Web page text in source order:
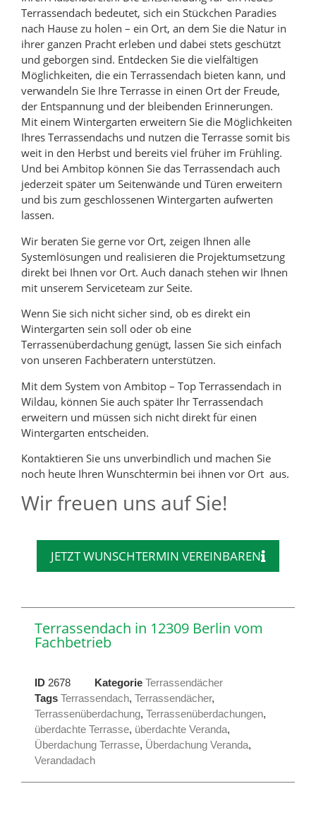
Terrassendach bedeutet, sich ein Stückchen Paradies
nach Hause zu holen – ein Ort, an dem Sie die Natur in
ihrer ganzen Pracht erleben und dabei stets geschützt
und geborgen sind. Entdecken Sie die vielfältigen
Möglichkeiten, die ein Terrassendach bieten kann, und
verwandeln Sie Ihre Terrasse in einen Ort der Freude,
der Entspannung und der bleibenden Erinnerungen.
Mit einem Wintergarten erweitern Sie die Möglichkeiten
Ihres Terrassendachs und nutzen die Terrasse somit bis
weit in den Herbst und bereits viel früher im Frühling.
Und bei Ambitop können Sie das Terrassendach auch
jederzeit später um Seitenwände und Türen erweitern
und bis zum geschlossenen Wintergarten aufwerten
lassen.
Wir beraten Sie gerne vor Ort, zeigen Ihnen alle
Systemlösungen und realisieren die Projektumsetzung
direkt bei Ihnen vor Ort. Auch danach stehen wir Ihnen
mit unserem Serviceteam zur Seite.
Wenn Sie sich nicht sicher sind, ob es direkt ein
Wintergarten sein soll oder ob eine
Terrassenüberdachung genügt, lassen Sie sich einfach
von unseren Fachberatern unterstützen.
Mit dem System von Ambitop – Top Terrassendach in
Wildau, können Sie auch später Ihr Terrassendach
erweitern und müssen sich nicht direkt für einen
Wintergarten entscheiden.
Kontaktieren Sie uns unverbindlich und machen Sie
noch heute Ihren Wunschtermin bei ihnen vor Ort aus.
Wir freuen uns auf Sie!
JETZT WUNSCHTERMIN VEREINBAREN
Terrassendach in 12309 Berlin vom
Fachbetrieb
ID 2678 Kategorie Terrassendächer
Tags Terrassendach, Terrassendächer,
Terrassenüberdachung, Terrassenüberdachungen,
überdachte Terrasse, überdachte Veranda,
Überdachung Terrasse, Überdachung Veranda,
Verandadach